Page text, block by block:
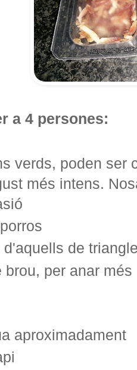
a 4 persones:
verds, poden ser
més intens.
d'aquells de
brou, per anar
aproximadament